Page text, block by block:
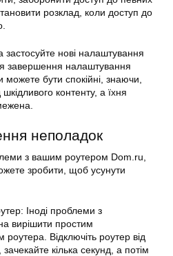
розклад, коли доступ до
застосуйте нові налаштування
завершення налаштування
можете бути спокійні, знаючи,
контенту, а їхня
неполадок
з вашим роутером Dom.ru,
зробити, щоб усунути
Іноді проблеми з
вирішити простим
Відключіть роутер від
кілька секунд, а потім